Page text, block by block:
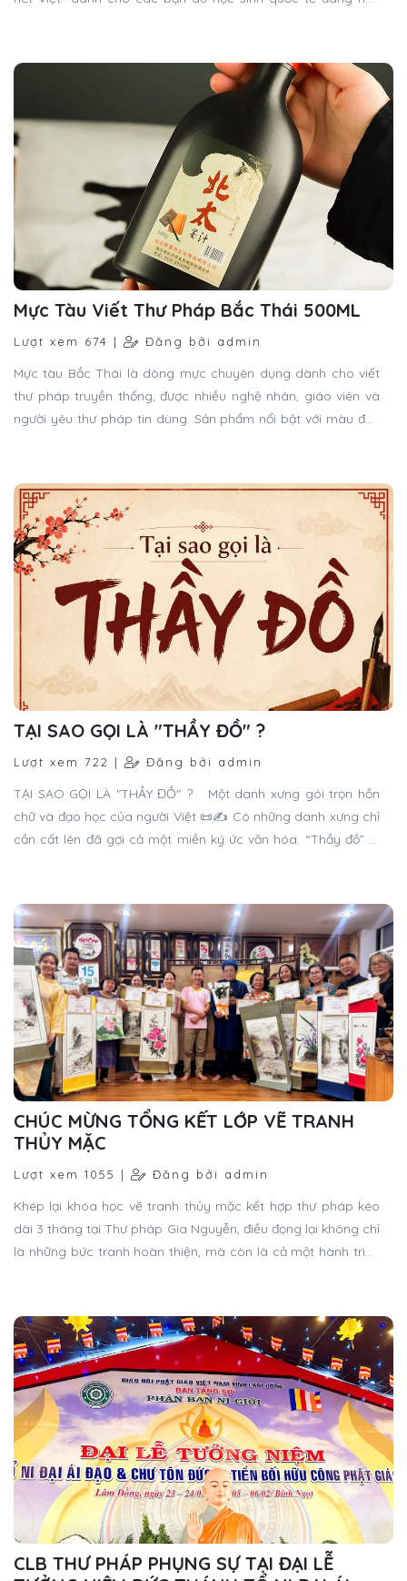
Mực Tàu Viết Thư Pháp Bắc Thái 500ML
Lượt xem 674 | Đăng bởi admin
Mực tàu Bắc Thái là dòng mực chuyên dụng dành cho viết
thư pháp truyền thống, được nhiều nghệ nhân, giáo viên và
người yêu thư pháp tin dùng. Sản phẩm nổi bật với màu đen
TẠI SAO GỌI LÀ "THẦY ĐỒ" ?
Lượt xem 722 | Đăng bởi admin
TẠI SAO GỌI LÀ "THẦY ĐỒ" ? Một danh xưng gói trọn hồn
chữ và đạo học của người Việt 📜✍️ Có những danh xưng chỉ
cần cất lên đã gợi cả một miền ký ức văn hóa. “Thầy đồ” là
CHÚC MỪNG TỔNG KẾT LỚP VẼ TRANH
THỦY MẶC
Lượt xem 1055 | Đăng bởi admin
Khép lại khóa học vẽ tranh thủy mặc kết hợp thư pháp kéo
dài 3 tháng tại Thư pháp Gia Nguyễn, điều đọng lại không chỉ
là những bức tranh hoàn thiện, mà còn là cả một hành trình
CLB THƯ PHÁP PHỤNG SỰ TẠI ĐẠI LỄ